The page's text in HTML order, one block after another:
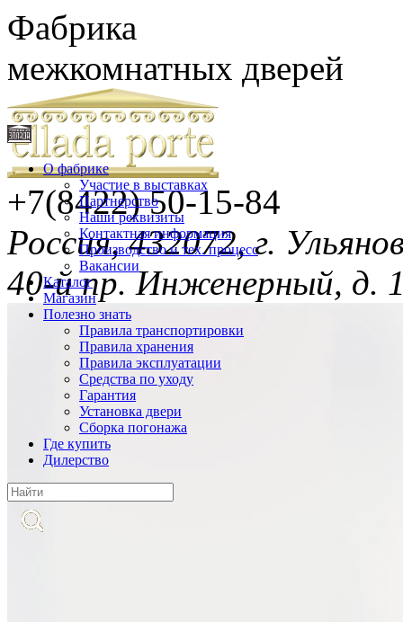
Фабрика
межкомнатных дверей
+7(8422)50-15-84
Россия, 432072, г.
40-й пр. Инженерный, д.
О фабрике
Участие в выставках
Партнерство
Наши реквизиты
Контактная информация
Производство и тех. процесс
Вакансии
Каталог
Магазин
Полезно знать
Правила транспортировки
Правила хранения
Правила эксплуатации
Средства по уходу
Гарантия
Установка двери
Cборка погонажа
Где купить
Дилерство